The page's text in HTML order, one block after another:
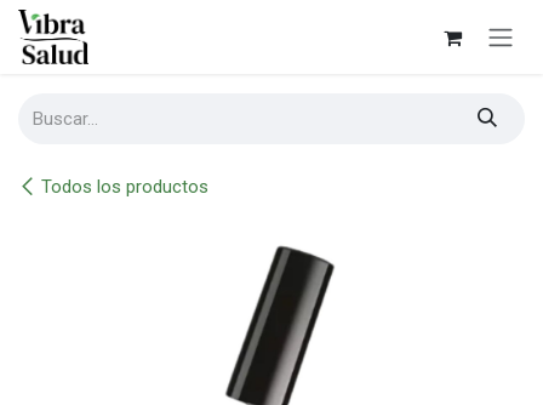
Ir al contenido
Todos los productos